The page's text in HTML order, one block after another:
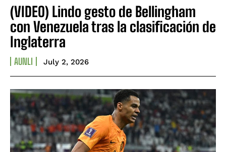
(VIDEO) Lindo gesto de Bellingham
con Venezuela tras la clasificación de
Inglaterra
AUNLI July 2, 2026